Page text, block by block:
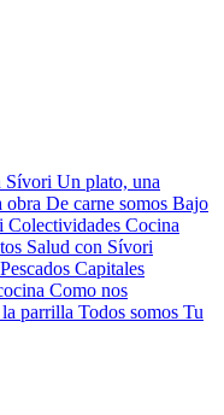
Sívori Un plato, una
obra De carne somos Bajo
Colectividades Cocina
Salud con Sívori
Pescados Capitales
Como nos
parrilla Todos somos Tu